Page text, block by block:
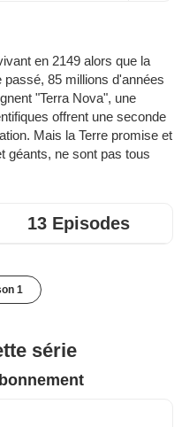
en 2149 alors que la
85 millions d'années
"Terra Nova", une
offrent une seconde
Mais la Terre promise et
géants, ne sont pas tous
13 Episodes
1
série